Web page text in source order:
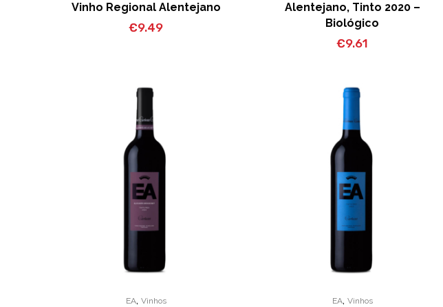
Vinho Regional Alentejano
€9.49
Alentejano, Tinto 2020 –
Biológico
€9.61
EA, Vinhos EA, Vinhos